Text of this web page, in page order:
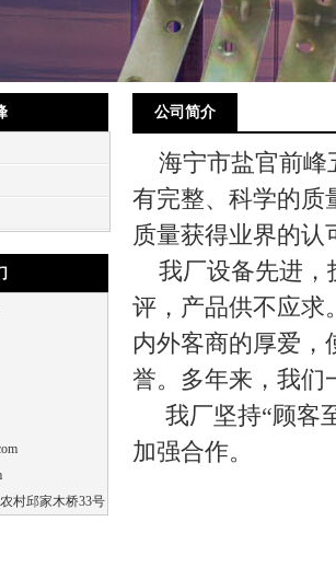
村邱家木桥33号
公司简介
海宁市盐官前峰
有完整、科学的质
质量获得业界的认
我厂设备先进，
评，产品供不应求
内外客商的厚爱，
誉。多年来，我们
我厂坚持“顾客
加强合作。